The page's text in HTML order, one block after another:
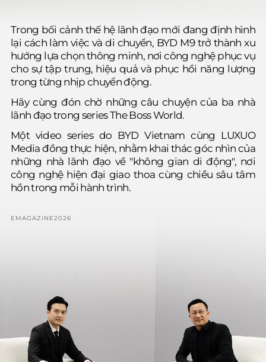
Trong bối cảnh thế hệ lãnh đạo mới đang định hình
lại cách làm việc và di chuyển, BYD M9 trở thành xu
hướng lựa chọn thông minh, nơi công nghệ phục vụ
cho sự tập trung, hiệu quả và phục hồi năng lượng
trong từng nhịp chuyển động.
Hãy cùng đón chờ những câu chuyện của ba nhà
lãnh đạo trong series The Boss World.
Một video series do BYD Vietnam cùng LUXUO
Media đồng thực hiện, nhằm khai thác góc nhìn của
những nhà lãnh đạo về "không gian di động", nơi
công nghệ hiện đại giao thoa cùng chiều sâu tâm
hồn trong mỗi hành trình.
EMAGAZINE2026